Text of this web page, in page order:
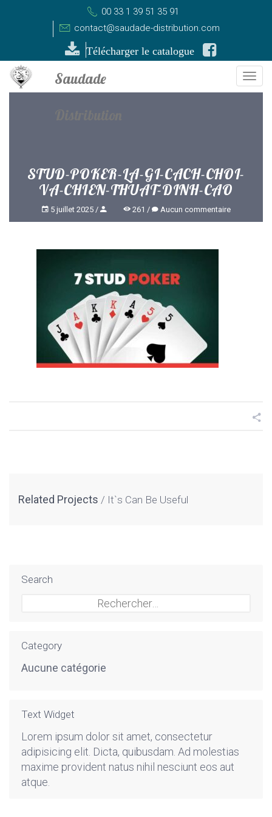
00 33 1 39 51 35 91
contact@saudade-distribution.com
Télécharger le catalogue
STUD-POKER-LA-GI-CACH-CHOI-
VA-CHIEN-THUAT-DINH-CAO
5 juillet 2025 261 Aucun commentaire
Related Projects It`s Can Be Useful
Search
Category
Aucune catégorie
Text Widget
Lorem ipsum dolor sit amet, consectetur
adipisicing elit. Dicta, quibusdam. Ad molestias
maxime provident natus nihil nesciunt eos aut
atque.